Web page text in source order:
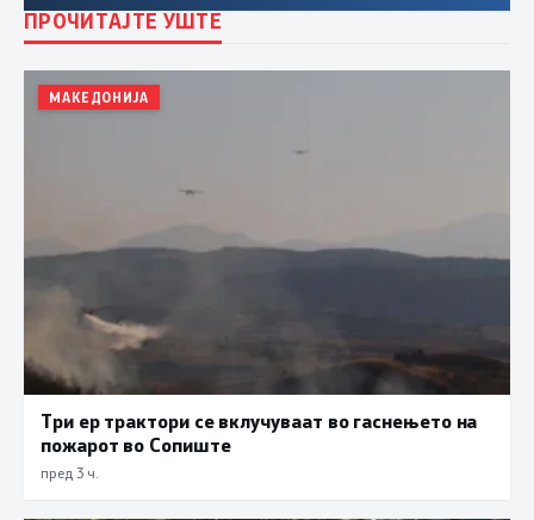
ПРОЧИТАЈТЕ УШТЕ
МАКЕДОНИЈА
Три ер трактори се вклучуваат во гаснењето на
пожарот во Сопиште
пред 3 ч.